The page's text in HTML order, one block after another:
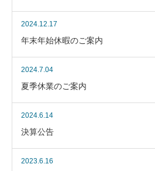
2024.12.17
年末年始休暇のご案内
2024.7.04
夏季休業のご案内
2024.6.14
決算公告
2023.6.16